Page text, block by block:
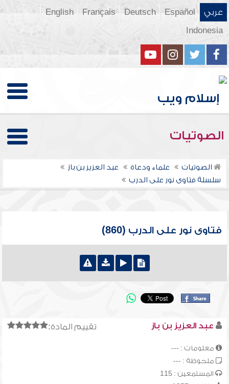
عربي Español
Deutsch
Français
English
Indonesia
الصوتيات
الصوتيات علماء ودعاة
عبد العزيز بن باز
سلسلة فتاوى نور على الدرب
فتاوى نور على الدرب (860)
تقييم المادة: عبد العزيز بن باز
معلومات : ---
ملحوظة : ---
المستمعين : 115